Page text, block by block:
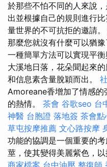
於那些不怕不同的人來說
出並根據自己的規則進行
量世界的不可抗拒的邀請
那麼您就沒有什麼可以猶
一種簡單方法可以實現平
大溪地日落，花朵聞起來
和信息素含量脫穎而出。
Amoreane香增加了情感的
的熱情。 茶會 谷歌seo 台
神醫 台胞證 落地簽 茶會點
草屯按摩推薦 文心路按摩
功能的協調是一個重要的
莖，使其變得美麗紫色，
商家檔案 台中油壓 整復師